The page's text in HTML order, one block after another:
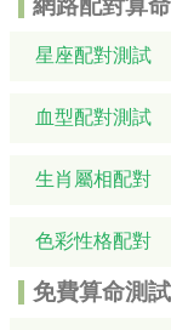
網路配對算命
星座配對測試
血型配對測試
生肖屬相配對
色彩性格配對
免費算命測試